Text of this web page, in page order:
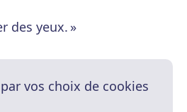
des yeux. »
vos choix de cookies